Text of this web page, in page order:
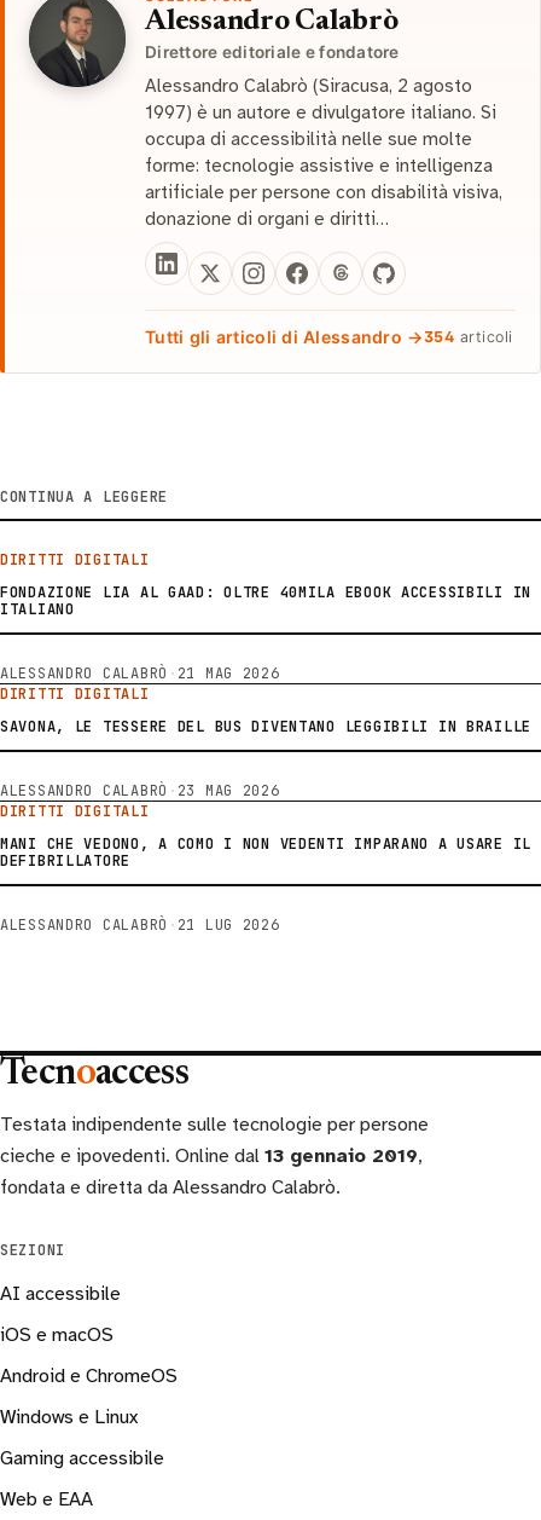
Alessandro Calabrò
Direttore editoriale e fondatore
Alessandro Calabrò (Siracusa, 2 agosto
1997) è un autore e divulgatore italiano. Si
occupa di accessibilità nelle sue molte
forme: tecnologie assistive e intelligenza
artificiale per persone con disabilità visiva,
donazione di organi e diritti…
Tutti gli articoli di Alessandro →354 articoli
CONTINUA A LEGGERE
DIRITTI DIGITALI
FONDAZIONE LIA AL GAAD: OLTRE 40MILA EBOOK ACCESSIBILI IN
ITALIANO
ALESSANDRO CALABRÒ · 21 MAG 2026
DIRITTI DIGITALI
SAVONA, LE TESSERE DEL BUS DIVENTANO LEGGIBILI IN BRAILLE
ALESSANDRO CALABRÒ · 23 MAG 2026
DIRITTI DIGITALI
MANI CHE VEDONO, A COMO I NON VEDENTI IMPARANO A USARE IL
DEFIBRILLATORE
ALESSANDRO CALABRÒ · 21 LUG 2026
Tecnoaccess
Testata indipendente sulle tecnologie per persone
cieche e ipovedenti. Online dal 13 gennaio 2019,
fondata e diretta da Alessandro Calabrò.
SEZIONI
AI accessibile
iOS e macOS
Android e ChromeOS
Windows e Linux
Gaming accessibile
Web e EAA